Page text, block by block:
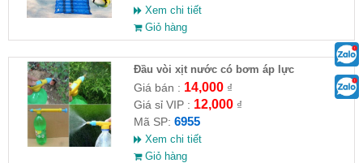
Xem chi tiết
Giỏ hàng
Đầu vòi xịt nước có bơm áp lực
Giá bán : 14,000₫
Giá sỉ VIP : 12,000₫
Mã SP: 6955
Xem chi tiết
Giỏ hàng